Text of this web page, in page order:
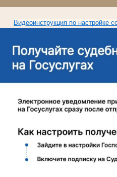
Видеоинструкция по настройке